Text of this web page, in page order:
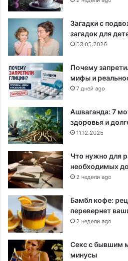
Загадки с
загадок для
03.05.2026
Почему
мифы и
7 дней ago
Ашваганда: 7
здоровья и
11.12.2025
Что нужно для
необходимых
2 недели ago
Бамбл кофе:
перевернет
2 недели ago
Секс с бывшим
минусы